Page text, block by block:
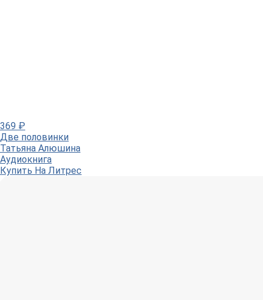
369 ₽
Две половинки
Татьяна Алюшина
Аудиокнига
Купить На Литрес